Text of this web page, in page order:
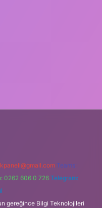
Teams:
0262 606 0 726 Telegram:
gereğince Bilgi Teknolojileri